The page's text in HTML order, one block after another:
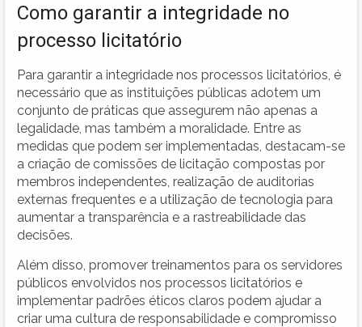
Como garantir a integridade no
processo licitatório
Para garantir a integridade nos processos licitatórios, é
necessário que as instituições públicas adotem um
conjunto de práticas que assegurem não apenas a
legalidade, mas também a moralidade. Entre as
medidas que podem ser implementadas, destacam-se
a criação de comissões de licitação compostas por
membros independentes, realização de auditorias
externas frequentes e a utilização de tecnologia para
aumentar a transparência e a rastreabilidade das
decisões.
Além disso, promover treinamentos para os servidores
públicos envolvidos nos processos licitatórios e
implementar padrões éticos claros podem ajudar a
criar uma cultura de responsabilidade e compromisso